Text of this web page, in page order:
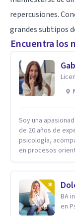
repercusiones.
grandes subtipos
Encuentra los
Soy una
de 20 años de
psicología,
en procesos
sentido.
desarrollamos
interior y de la
en nuestra forma de
BA